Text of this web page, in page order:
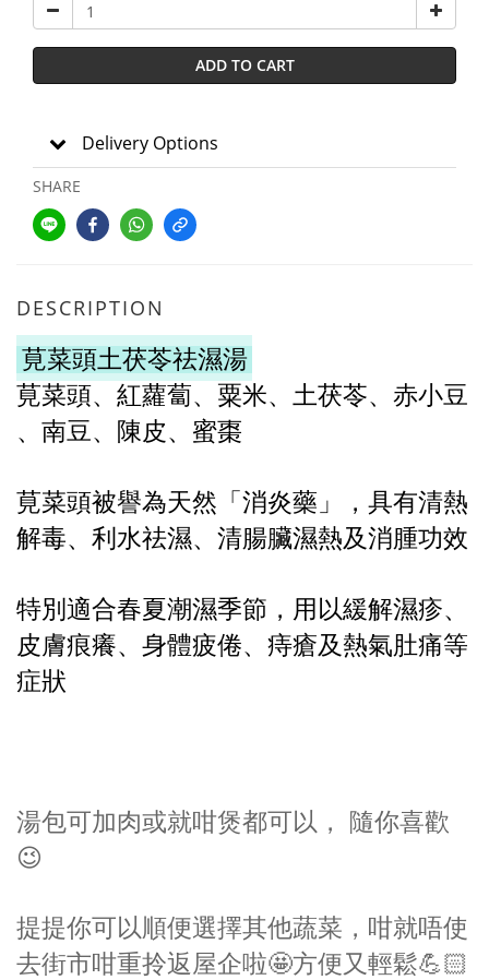
ADD TO CART
Delivery Options
SHARE
DESCRIPTION
莧菜頭土茯苓祛濕湯
莧菜頭、 紅蘿蔔、粟米、土茯苓、 赤小豆
、 南豆、陳皮、 蜜棗
莧菜頭被譽為天然「消炎藥」，具有清熱
解毒、利水祛濕、清腸臟濕熱及消腫功效
特別適合春夏潮濕季節，用以緩解濕疹、
皮膚痕癢、身體疲倦、痔瘡及熱氣肚痛等
症狀
湯包可加肉或就咁煲都可以， 隨你喜歡
😉
提提你可以順便選擇其他蔬菜，咁就唔使
去街市咁重拎返屋企啦🤩方便又輕鬆💪🏻